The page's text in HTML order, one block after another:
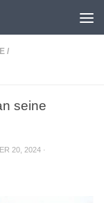
/
seine
20, 2024 ·